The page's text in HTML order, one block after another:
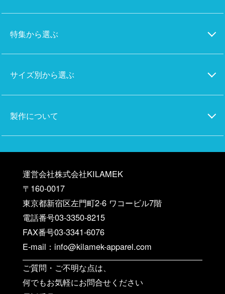
特集から選ぶ
サイズ別から選ぶ
製作について
運営会社株式会社KILAMEK
〒160-0017
東京都新宿区左門町2-6 ワコービル7階
電話番号03-3350-8215
FAX番号03-3341-6076
E-mail：info@kilamek-apparel.com
ご質問・ご不明な点は、
何でもお気軽にお問合せください